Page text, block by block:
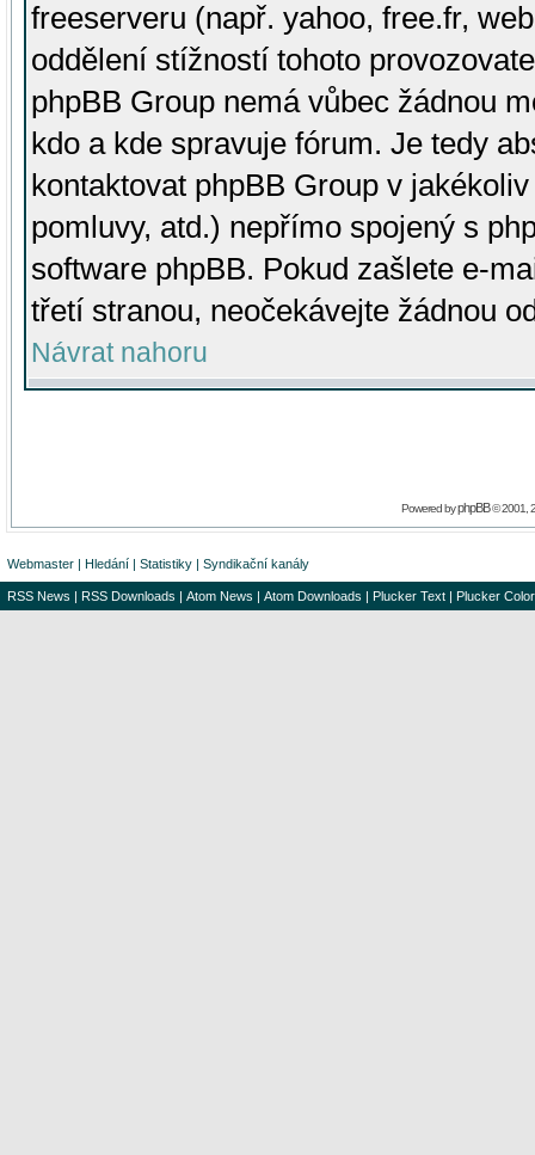
freeserveru (např. yahoo, free.fr,
oddělení stížností tohoto
phpBB Group nemá vůbec žádnou
kdo a kde spravuje fórum. Je tedy
kontaktovat phpBB Group v
pomluvy, atd.) nepřímo spojený s
software phpBB. Pokud zašlete e-
třetí stranou, neočekávejte žádnou
Návrat nahoru
Powered byphpBB© 2001,
Webmaster | Hledání | Statistiky | Syndikační kanály
RSS News | RSS Downloads | Atom News | Atom Downloads | Plucker Text | Plucker Color